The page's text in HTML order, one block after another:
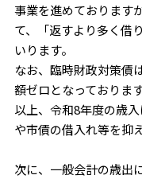
事業を進めております
て、「返すより多く借
いります。
なお、臨時財政対策債
額ゼロとなっております
以上、令和8年度の歳
や市債の借入れ等を抑
次に、一般会計の歳出